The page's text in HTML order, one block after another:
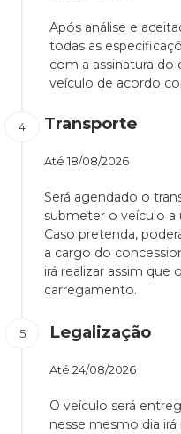
Após análise e
todas as
com a assinatura
veículo de acordo
Transporte
Até 18/08/2026
Será agendado o
submeter o veículo
Caso pretenda,
a cargo do
irá realizar assim que
carregamento.
Legalização
Até 24/08/2026
O veículo será
nesse mesmo dia